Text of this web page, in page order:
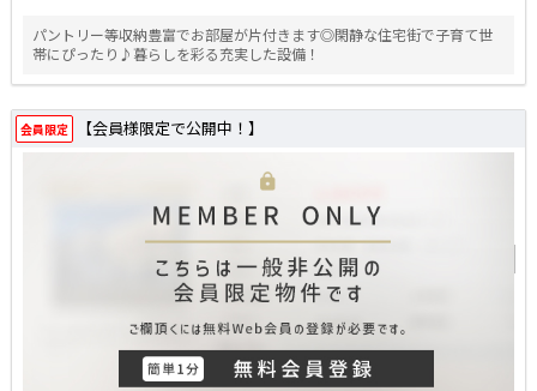
パントリー等収納豊富でお部屋が片付きます◎閑静な住宅街で子育て世
帯にぴったり♪暮らしを彩る充実した設備！
会員限定 【会員様限定で公開中！】